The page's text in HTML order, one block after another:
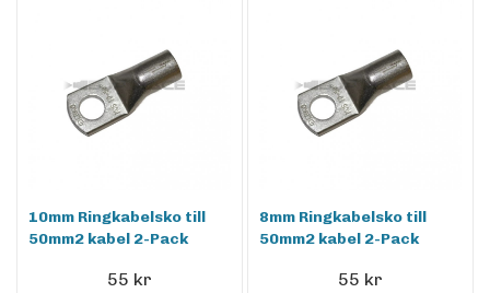
10mm Ringkabelsko till
50mm2 kabel 2-Pack
55 kr
8mm Ringkabelsko till
50mm2 kabel 2-Pack
55 kr